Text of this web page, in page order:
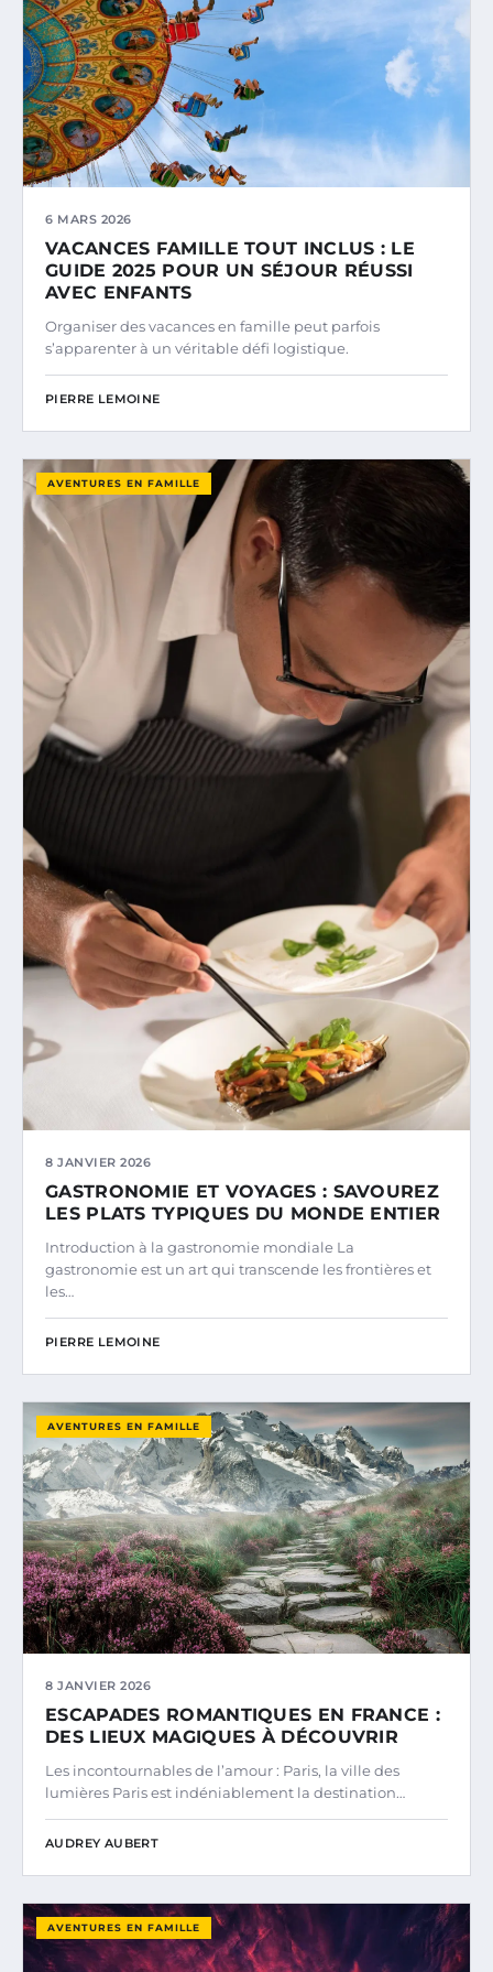
6 MARS 2026
VACANCES FAMILLE TOUT INCLUS : LE
GUIDE 2025 POUR UN SÉJOUR RÉUSSI
AVEC ENFANTS
Organiser des vacances en famille peut parfois
s’apparenter à un véritable défi logistique.
PIERRE LEMOINE
AVENTURES EN FAMILLE
8 JANVIER 2026
GASTRONOMIE ET VOYAGES : SAVOUREZ
LES PLATS TYPIQUES DU MONDE ENTIER
Introduction à la gastronomie mondiale La
gastronomie est un art qui transcende les frontières et
les…
PIERRE LEMOINE
AVENTURES EN FAMILLE
8 JANVIER 2026
ESCAPADES ROMANTIQUES EN FRANCE :
DES LIEUX MAGIQUES À DÉCOUVRIR
Les incontournables de l’amour : Paris, la ville des
lumières Paris est indéniablement la destination…
AUDREY AUBERT
AVENTURES EN FAMILLE